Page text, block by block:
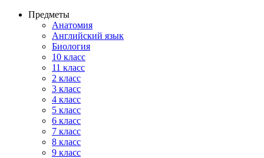
Предметы
Анатомия
Английский язык
Биология
10 класс
11 класс
2 класс
3 класс
4 класс
5 класс
6 класс
7 класс
8 класс
9 класс